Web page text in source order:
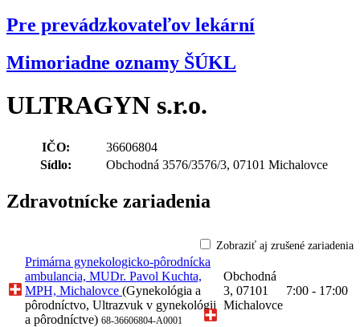
Pre prevádzkovateľov lekární
Mimoriadne oznamy ŠÚKL
ULTRAGYN s.r.o.
IČO:
36606804
Sídlo:
Obchodná 3576/3576/3, 07101 Michalovce
Zdravotnícke zariadenia
Zobraziť aj zrušené zariadenia
Primárna gynekologicko-pôrodnícka
ambulancia, MUDr. Pavol Kuchta,
MPH, Michalovce (Gynekológia a
pôrodníctvo, Ultrazvuk v gynekológii
a pôrodníctve) 68-36606804-A0001
Obchodná
3, 07101
Michalovce
7:00 - 17:00